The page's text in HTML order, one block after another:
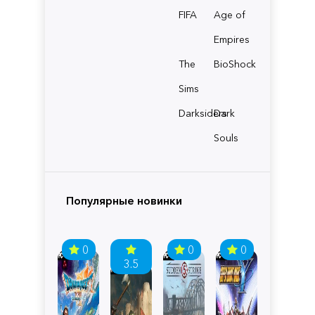
FIFA
Age of
Empires
The
Sims
BioShock
Darksiders
Dark
Souls
Популярные новинки
0
3.5
0 0